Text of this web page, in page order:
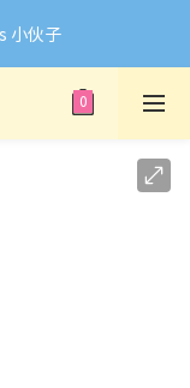
小伙子
小伙子
示🙏下單前可先
絡❤️